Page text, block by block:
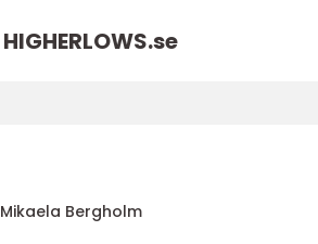
HIGHERLOWS.se
Mikaela Bergholm